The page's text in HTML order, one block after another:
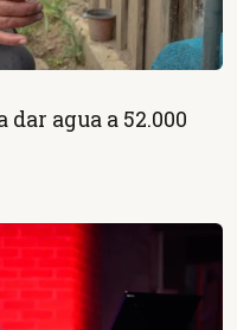
agua a 52.000